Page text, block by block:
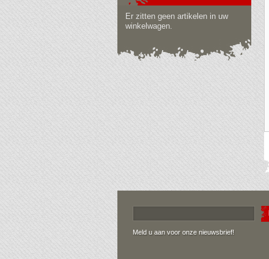
Er zitten geen artikelen in uw
winkelwagen.
Meld u aan voor onze nieuwsbrief!